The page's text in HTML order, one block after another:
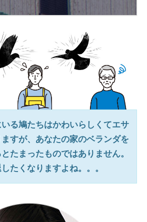
る鳩たちはかわいらしくてエサ
すが、あなたの家のベランダを
たまったものではありません。
たくなりますよね。。。